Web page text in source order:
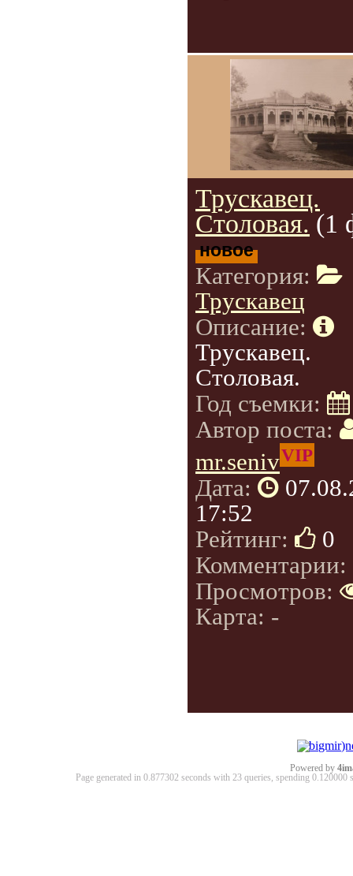
Трускавец.
Столовая. (1
новое
Категория:
Трускавец
Описание:
Трускавец.
Столовая.
Год съемки:
Автор поста:
mr.senivVIP
Дата:
17:52
Рейтинг:
0
Комментарии:
Просмотров:
Карта: -
Powered by
Page generated in 0.877302 seconds with 23 queries, spending